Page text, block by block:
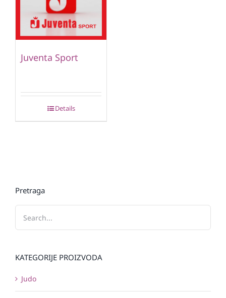
Juventa Sport
Details
Pretraga
KATEGORIJE PROIZVODA
Judo